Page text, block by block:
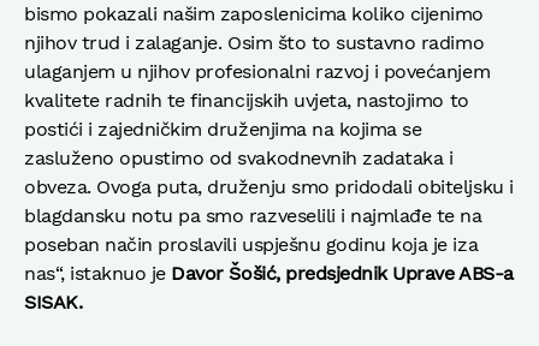
bismo pokazali našim zaposlenicima koliko cijenimo
njihov trud i zalaganje. Osim što to sustavno radimo
ulaganjem u njihov profesionalni razvoj i povećanjem
kvalitete radnih te financijskih uvjeta, nastojimo to
postići i zajedničkim druženjima na kojima se
zasluženo opustimo od svakodnevnih zadataka i
obveza. Ovoga puta, druženju smo pridodali obiteljsku i
blagdansku notu pa smo razveselili i najmlađe te na
poseban način proslavili uspješnu godinu koja je iza
nas“, istaknuo je Davor Šošić, predsjednik Uprave ABS-a
SISAK.